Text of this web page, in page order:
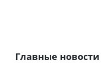
Главные новости